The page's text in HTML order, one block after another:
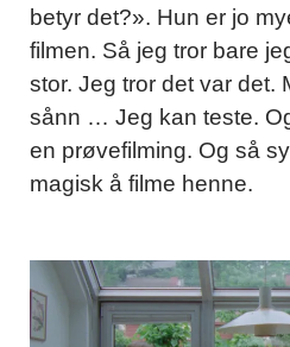
betyr det?». Hun er jo
filmen. Så jeg tror bare
stor. Jeg tror det var det.
sånn … Jeg kan teste.
en prøvefilming. Og så
magisk å filme henne.